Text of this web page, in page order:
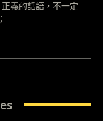
義的話語，不一定